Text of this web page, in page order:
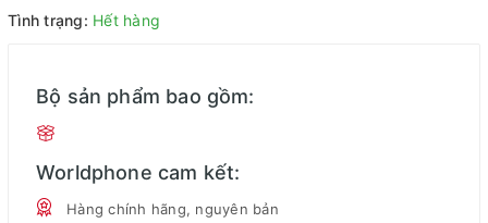
Tình trạng: Hết hàng
Bộ sản phẩm bao gồm:
Worldphone cam kết:
Hàng chính hãng, nguyên bản